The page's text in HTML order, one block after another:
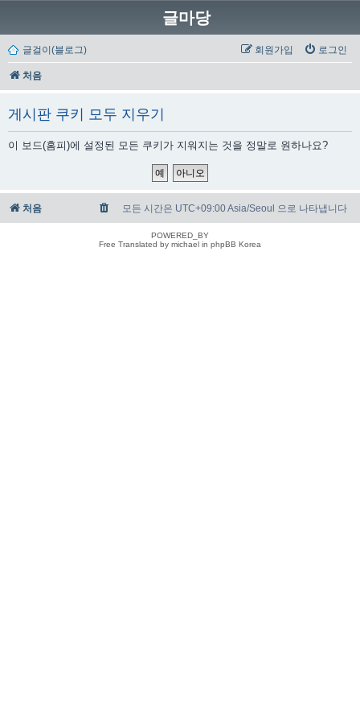
글마당
글걸이(블로그) 로그인
회원가입
처음
게시판 쿠키 모두 지우기
이 보드(홈피)에 설정된 모든 쿠키가 지워지는 것을 정말로 원하나요?
처음 모든 시간은 UTC+09:00 Asia/Seoul 으로 나타냅니다
POWERED_BY
Free Translated by michael in phpBB Korea